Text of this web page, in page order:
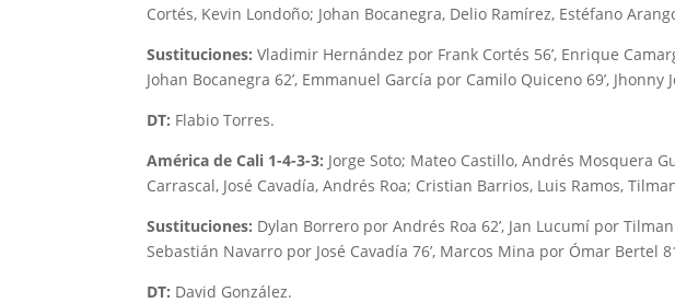
Cortés, Kevin Londoño; Johan Bocanegra, Delio Ramírez, Estéfano
Sustituciones: Vladimir Hernández por Frank Cortés 56’, Enrique
Johan Bocanegra 62’, Emmanuel García por Camilo Quiceno 69’, Jhonny
DT: Flabio Torres.
América de Cali 1-4-3-3: Jorge Soto; Mateo Castillo, Andrés Mosquera
Carrascal, José Cavadía, Andrés Roa; Cristian Barrios, Luis Ramos,
Sustituciones: Dylan Borrero por Andrés Roa 62’, Jan Lucumí por
Sebastián Navarro por José Cavadía 76’, Marcos Mina por Ómar Bertel
DT: David González.